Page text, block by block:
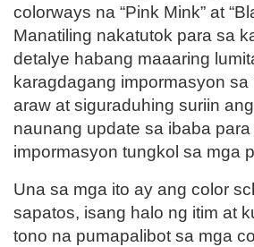
colorways na “Pink Mink” at
Manatiling nakatutok para sa
detalye habang maaaring
karagdagang impormasyon
araw at siguraduhing suriin
naunang update sa ibaba
impormasyon tungkol sa mga
Una sa mga ito ay ang color
sapatos, isang halo ng itim at
tono na pumapalibot sa mga